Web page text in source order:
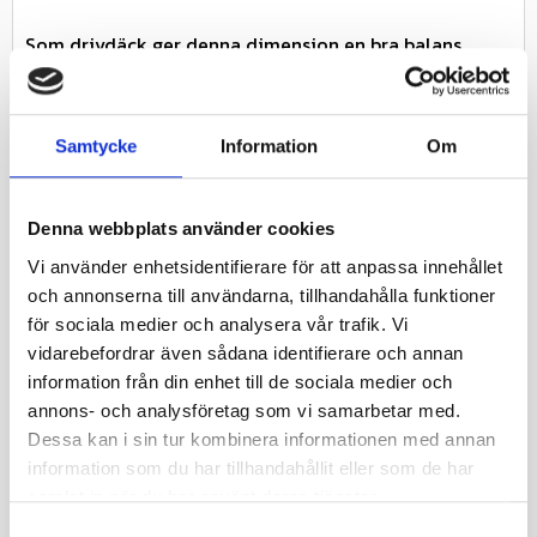
Samtycke Information Om
Denna webbplats använder cookies
Vi använder enhetsidentifierare för att anpassa innehållet
och annonserna till användarna, tillhandahålla funktioner
för sociala medier och analysera vår trafik. Vi
vidarebefordrar även sådana identifierare och annan
information från din enhet till de sociala medier och
annons- och analysföretag som vi samarbetar med.
Dessa kan i sin tur kombinera informationen med annan
information som du har tillhandahållit eller som de har
Som drivdäck ger denna dimension en bra balans
mellan dragkraft och markkontakt, vilket gör den
lämplig både för fältarbete och transport inom
lantbruket.
det används tillsammans med slang – en robust och
beprövad lösning i denna storlek.
För dig som söker ett slitstarkt traktordäck bak,
drivdäck till traktor eller jordbruksdäck med hög
dragkraft är Speedways Gripking HD ett stabilt val för
professionellt lantbruksarbete.
Köp Speedways Gripking HD 12.4-24 hos Däckkraft –